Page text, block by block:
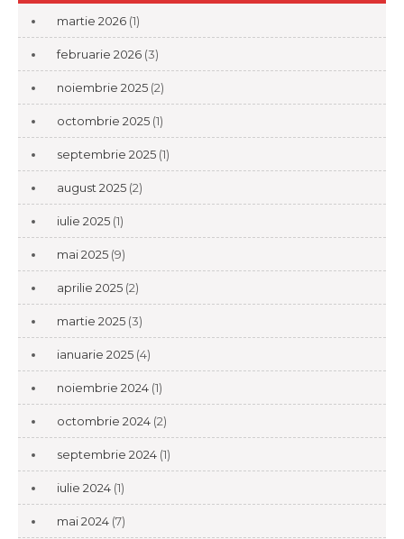
martie 2026 (1)
februarie 2026 (3)
noiembrie 2025 (2)
octombrie 2025 (1)
septembrie 2025 (1)
august 2025 (2)
iulie 2025 (1)
mai 2025 (9)
aprilie 2025 (2)
martie 2025 (3)
ianuarie 2025 (4)
noiembrie 2024 (1)
octombrie 2024 (2)
septembrie 2024 (1)
iulie 2024 (1)
mai 2024 (7)